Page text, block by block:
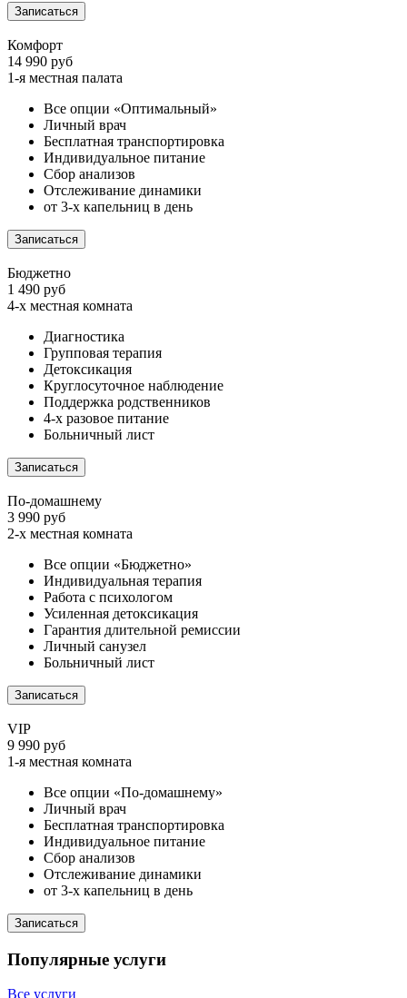
Записаться
Комфорт
14 990 руб
1-я местная палата
Все опции «Оптимальный»
Личный врач
Бесплатная транспортировка
Индивидуальное питание
Сбор анализов
Отслеживание динамики
от 3-х капельниц в день
Записаться
Бюджетно
1 490 руб
4-х местная комната
Диагностика
Групповая терапия
Детоксикация
Круглосуточное наблюдение
Поддержка родственников
4-х разовое питание
Больничный лист
Записаться
По-домашнему
3 990 руб
2-х местная комната
Все опции «Бюджетно»
Индивидуальная терапия
Работа с психологом
Усиленная детоксикация
Гарантия длительной ремиссии
Личный санузел
Больничный лист
Записаться
VIP
9 990 руб
1-я местная комната
Все опции «По-домашнему»
Личный врач
Бесплатная транспортировка
Индивидуальное питание
Сбор анализов
Отслеживание динамики
от 3-х капельниц в день
Записаться
Популярные услуги
Все услуги